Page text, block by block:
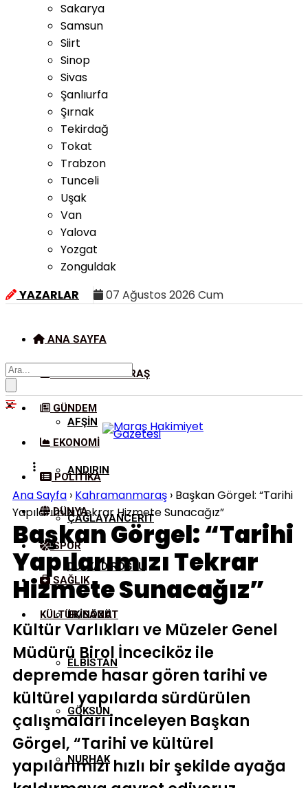
Sakarya
Samsun
Siirt
Sinop
Sivas
Şanlıurfa
Şırnak
Tekirdağ
Tokat
Trabzon
Tunceli
Uşak
Van
Yalova
Yozgat
Zonguldak
YAZARLAR
07 Ağustos 2026 Cum
ANA SAYFA
KAHRAMANMARAŞ
AFŞIN
ANDIRIN
ÇAĞLAYANCERIT
DULKADIROĞLU
EKINÖZÜ
ELBISTAN
GÖKSUN
NURHAK
GÜNDEM
EKONOMI
POLITIKA
DÜNYA
SPOR
SAĞLIK
KÜLTÜR/SANAT
Ana Sayfa › Kahramanmaraş › Başkan Görgel: “Tarihi
Yapılarımızı Tekrar Hizmete Sunacağız”
Başkan Görgel: “Tarihi
Yapılarımızı Tekrar
Hizmete Sunacağız”
Kültür Varlıkları ve Müzeler Genel
Müdürü Birol İnceciköz ile
depremde hasar gören tarihi ve
kültürel yapılarda sürdürülen
çalışmaları inceleyen Başkan
Görgel, “Tarihi ve kültürel
yapılarımızı hızlı bir şekilde ayağa